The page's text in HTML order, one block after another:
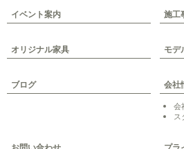
イベント案内 施工
オリジナル家具 モデ
ブログ 会社
会
ス